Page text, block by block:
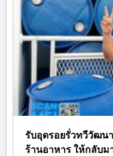
รับอุดรอยรั่วทวีวัฒน
ร้านอาหาร ให้กลับม